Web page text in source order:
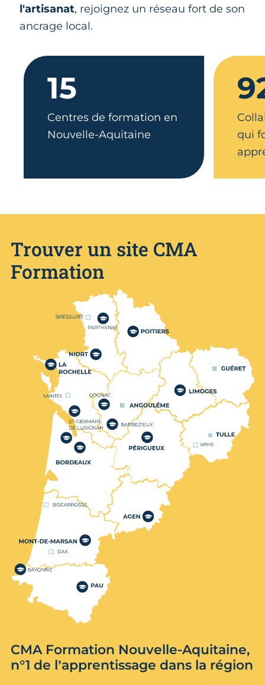
l'artisanat, rejoignez un réseau fort de son
ancrage local.
15
Centres de formation en
Nouvelle-Aquitaine
qui
Trouver un site CMA
Formation
Nos centres de formation
CMA Formation Nouvelle-Aquitaine,
n°1 de l’apprentissage dans la région